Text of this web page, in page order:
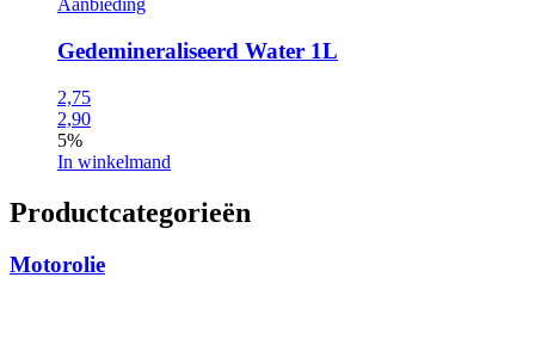
Aanbieding
Gedemineraliseerd Water 1L
2,75
2,90
5%
In winkelmand
Productcategorieën
Motorolie